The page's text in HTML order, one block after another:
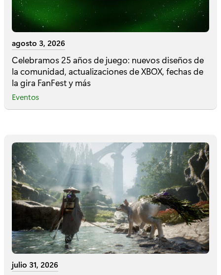
agosto 3, 2026
Celebramos 25 años de juego: nuevos diseños de
la comunidad, actualizaciones de XBOX, fechas de
la gira FanFest y más
Eventos
julio 31, 2026